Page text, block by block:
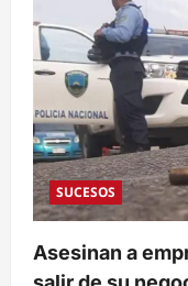
SUCESOS
Asesinan a